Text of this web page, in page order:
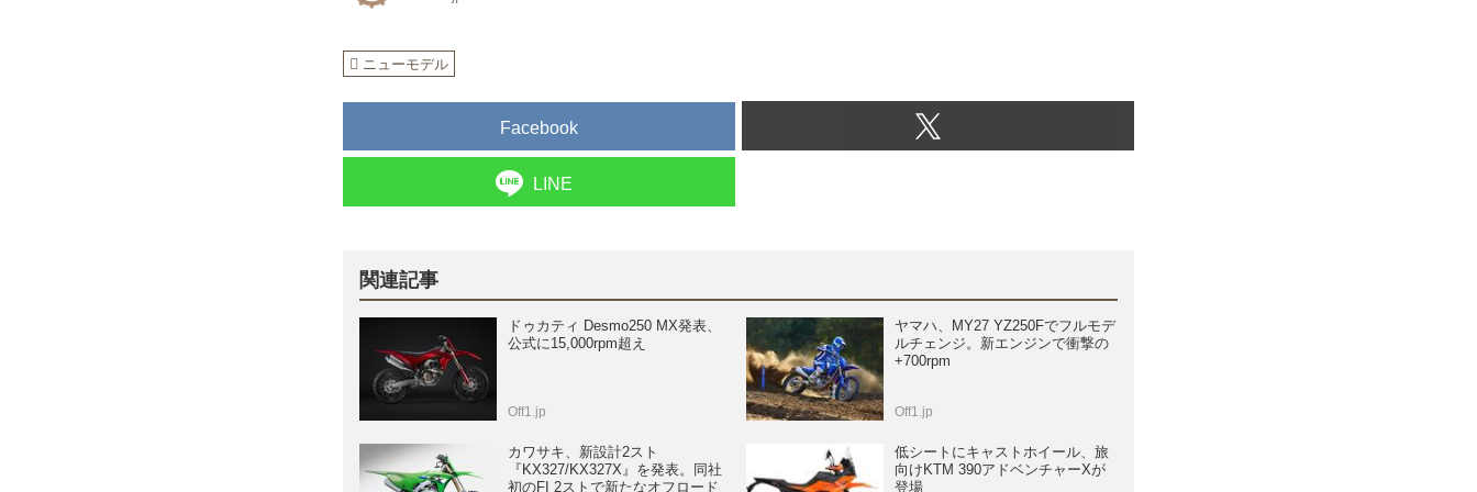
ニューモデル
Facebook
LINE
関連記事
ドゥカティ Desmo250 MX発表、
公式に15,000rpm超え
Off1.jp
ヤマハ、MY27 YZ250Fでフルモデ
ルチェンジ。新エンジンで衝撃の
+700rpm
Off1.jp
カワサキ、新設計2スト
『KX327/KX327X』を発表。同社
初のFI 2ストで新たなオフロード
低シートにキャストホイール、旅
向けKTM 390アドベンチャーXが
登場